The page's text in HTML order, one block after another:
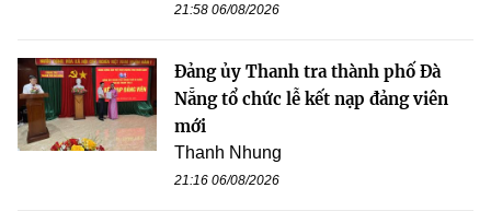
21:58 06/08/2026
Đảng ủy Thanh tra thành phố Đà
Nẵng tổ chức lễ kết nạp đảng viên
mới
Thanh Nhung
21:16 06/08/2026